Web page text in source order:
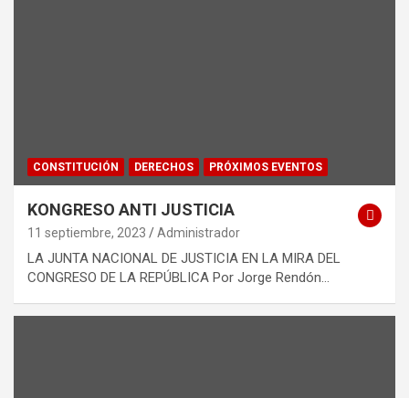
CONSTITUCIÓN DERECHOS PRÓXIMOS EVENTOS
KONGRESO ANTI JUSTICIA
11 septiembre, 2023 Administrador
LA JUNTA NACIONAL DE JUSTICIA EN LA MIRA DEL
CONGRESO DE LA REPÚBLICA Por Jorge Rendón…